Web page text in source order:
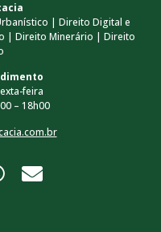
| Direito Digital e
| Direito Minerário | Direito
feira
– 18h00